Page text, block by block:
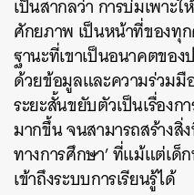
เป็นสากลว่า การบ่มเพาะ
ศักยภาพ เป็นหน้าที่ของทุ
ฐานะที่เขาเป็นอนาคตของ
ด้วยข้อมูลและความร่วมมื
ระยะสั้นขยับตัวเป็นเรื่อง
มากขึ้น จนสามารถสร้างสิ่
ทางการศึกษา’ ที่แม้แต่เด็
เข้าถึงระบบการเรียนรู้ได้